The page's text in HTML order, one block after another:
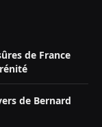
de France
de Bernard